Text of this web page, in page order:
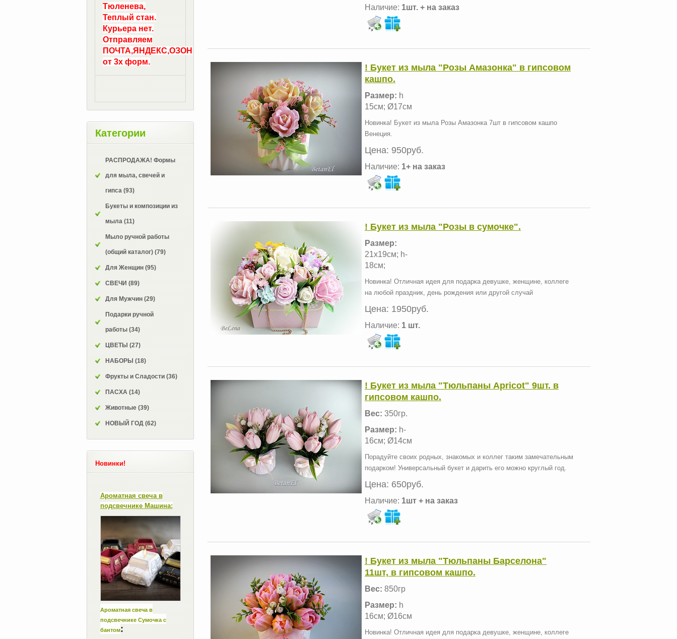
Наличие: 1шт. + на заказ
! Букет из мыла "Розы Амазонка" в гипсовом
кашпо.
Размер: h
15см; Ø17см
Новинка! Букет из мыла Розы Амазонка 7шт в гипсовом кашпо
Венеция.
Цена: 950руб.
Наличие: 1+ на заказ
! Букет из мыла "Розы в сумочке".
Размер:
21х19см; h-
18см;
Новинка! Отличная идея для подарка девушке, женщине, коллеге
на любой праздник, день рождения или другой случай
Цена: 1950руб.
Наличие: 1 шт.
! Букет из мыла "Тюльпаны Aрricot" 9шт. в
гипсовом кашпо.
Вес: 350гр.
Размер: h-
16см; Ø14см
Порадуйте своих родных, знакомых и коллег таким замечательным
подарком! Универсальный букет и дарить его можно круглый год.
Цена: 650руб.
Наличие: 1шт + на заказ
! Букет из мыла "Тюльпаны Барселона"
11шт, в гипсовом кашпо.
Вес: 850гр
Размер: h
16см; Ø16см
Новинка! Отличная идея для подарка девушке, женщине, коллеге
Тюленева,
Теплый стан.
Курьера нет.
Отправляем
ПОЧТА,ЯНДЕКС,ОЗОН
от 3х форм.
Категории
РАСПРОДАЖА! Формы
для мыла, свечей и
гипса (93)
Букеты и композиции из
мыла (11)
Мыло ручной работы
(общий каталог) (79)
Для Женщин (95)
СВЕЧИ (89)
Для Мужчин (29)
Подарки ручной
работы (34)
ЦВЕТЫ (27)
НАБОРЫ (18)
Фрукты и Сладости (36)
ПАСХА (14)
Животные (39)
НОВЫЙ ГОД (62)
Новинки!
Ароматная свеча в
подсвечнике Машина:
Ароматная свеча в
подсвечнике Сумочка с
бантом: